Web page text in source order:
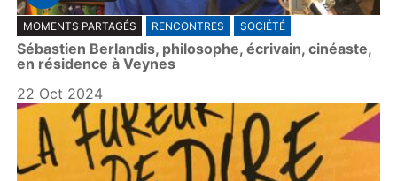
P
l
a
y
MOMENTS PARTAGÉS RENCONTRES SOCIÉTÉ
Sébastien Berlandis, philosophe, écrivain, cinéaste,
en résidence à Veynes
22 Oct 2024